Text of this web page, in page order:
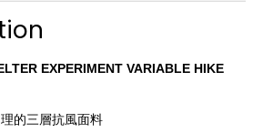
EXPERIMENT VARIABLE HIKE
的三層抗風面料